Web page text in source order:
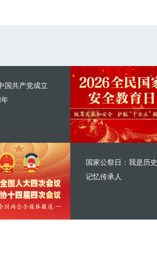
国共产党成立
年
国家公祭日：我是历史
记忆传承人